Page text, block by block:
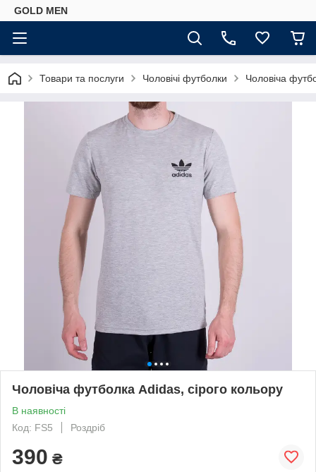
GOLD MEN
Товари та послуги Чоловічі футболки Чоловіча
Чоловіча футболка Adidas, сірого кольору
В наявності
Код: FS5
Роздріб
390 ₴